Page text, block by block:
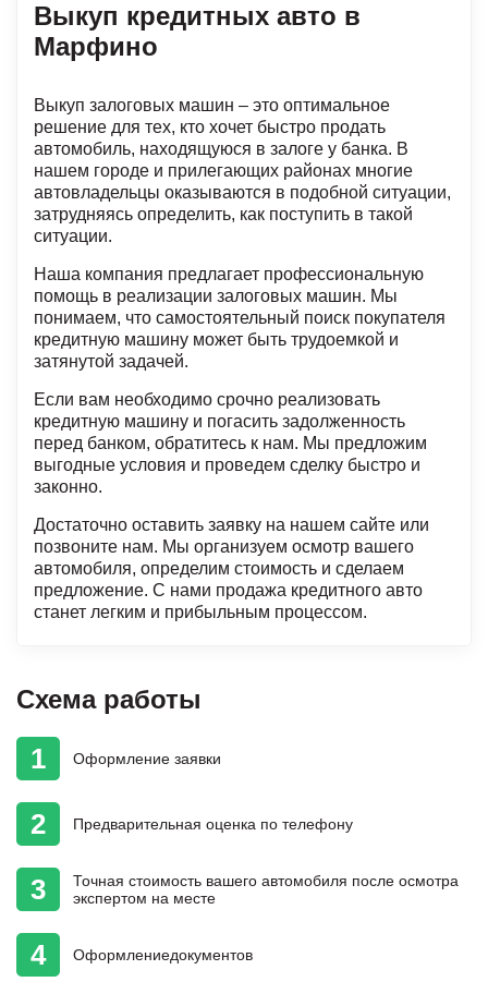
Выкуп кредитных авто в
Марфино
Выкуп залоговых машин – это оптимальное
решение для тех, кто хочет быстро продать
автомобиль, находящуюся в залоге у банка. В
нашем городе и прилегающих районах многие
автовладельцы оказываются в подобной ситуации,
затрудняясь определить, как поступить в такой
ситуации.
Наша компания предлагает профессиональную
помощь в реализации залоговых машин. Мы
понимаем, что самостоятельный поиск покупателя
кредитную машину может быть трудоемкой и
затянутой задачей.
Если вам необходимо срочно реализовать
кредитную машину и погасить задолженность
перед банком, обратитесь к нам. Мы предложим
выгодные условия и проведем сделку быстро и
законно.
Достаточно оставить заявку на нашем сайте или
позвоните нам. Мы организуем осмотр вашего
автомобиля, определим стоимость и сделаем
предложение. С нами продажа кредитного авто
станет легким и прибыльным процессом.
Схема работы
1 Оформление заявки
2 Предварительная оценка по телефону
3 Точная стоимость вашего автомобиля после осмотра
экспертом на месте
4 Оформлениедокументов